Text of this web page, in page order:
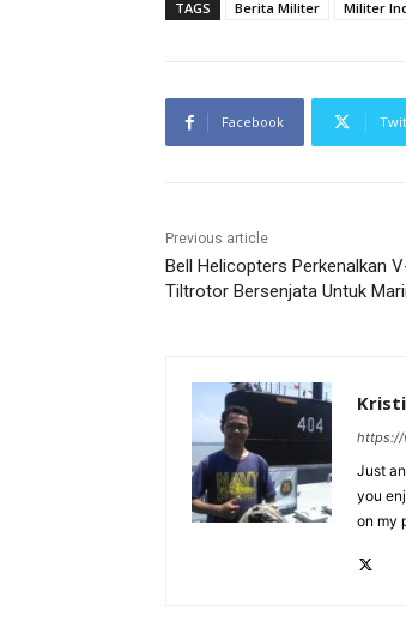
TAGS Berita Militer Militer
Facebook
Previous article
Bell Helicopters Perkenalkan
Tiltrotor Bersenjata Untuk
https://
Just
you
on my